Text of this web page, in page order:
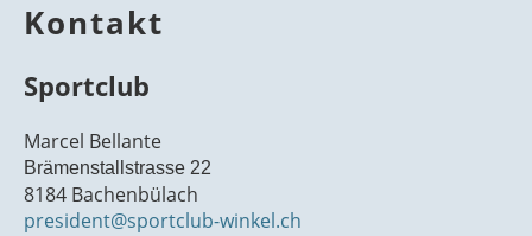
Kontakt
Sportclub
Marcel Bellante
Brämenstallstrasse 22
8184 Bachenbülach
president@sportclub-winkel.ch